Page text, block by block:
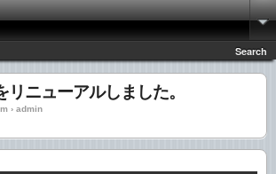
Search
ニューアルしました。
› admin